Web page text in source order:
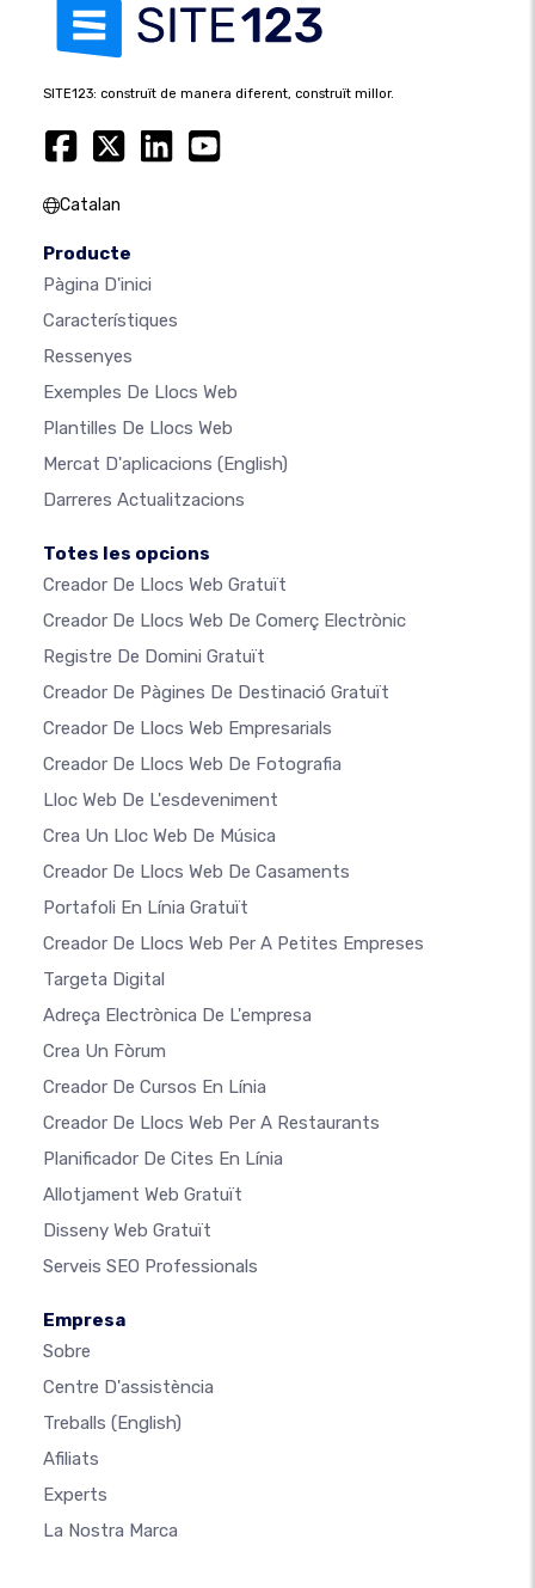
SITE123: construït de manera diferent, construït millor.
Catalan
Producte
Pàgina D'inici
Característiques
Ressenyes
Exemples De Llocs Web
Plantilles De Llocs Web
Mercat D'aplicacions (English)
Darreres Actualitzacions
Totes les opcions
Creador De Llocs Web Gratuït
Creador De Llocs Web De Comerç Electrònic
Registre De Domini Gratuït
Creador De Pàgines De Destinació Gratuït
Creador De Llocs Web Empresarials
Creador De Llocs Web De Fotografia
Lloc Web De L'esdeveniment
Crea Un Lloc Web De Música
Creador De Llocs Web De Casaments
Portafoli En Línia Gratuït
Creador De Llocs Web Per A Petites Empreses
Targeta Digital
Adreça Electrònica De L'empresa
Crea Un Fòrum
Creador De Cursos En Línia
Creador De Llocs Web Per A Restaurants
Planificador De Cites En Línia
Allotjament Web Gratuït
Disseny Web Gratuït
Serveis SEO Professionals
Empresa
Sobre
Centre D'assistència
Treballs (English)
Afiliats
Experts
La Nostra Marca